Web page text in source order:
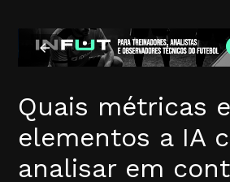
Quais métricas e
elementos a IA
analisar em